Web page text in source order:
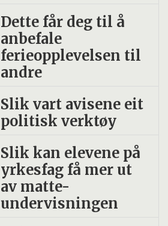
Dette får deg til å
anbefale
ferieopplevelsen til
andre
Slik vart avisene eit
politisk verktøy
Slik kan elevene på
yrkesfag få mer ut
av matte-
undervisningen